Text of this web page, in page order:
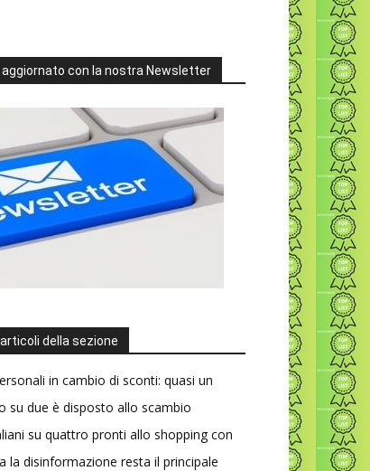
aggiornato con la nostra Newsletter
della sezione
in cambio di sconti: quasi un
su due è disposto allo scambio
su quattro pronti allo shopping con
la disinformazione resta il principale